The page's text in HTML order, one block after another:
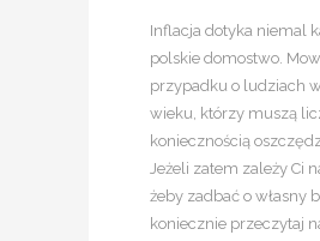
Inflacja dotyka niemal
polskie domostwo.
przypadku o ludziach
wieku, którzy muszą
koniecznością
Jeżeli zatem zależy Ci
żeby zadbać o własny
koniecznie przeczytaj